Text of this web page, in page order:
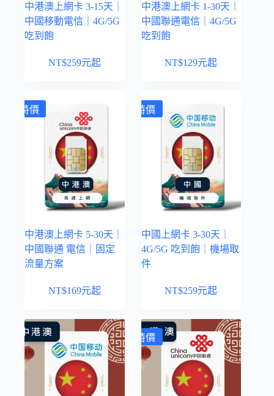
中港澳上網卡 3-15天｜
中國移動電信｜4G/5G
吃到飽
NT$259元起
中港澳上網卡 1-30天｜
中國聯通電信｜4G/5G
吃到飽
NT$129元起
特價
中港澳上網卡 5-30天｜
中國聯通 電信｜固定
流量方案
NT$169元起
特價
中國上網卡 3-30天｜
4G/5G 吃到飽｜機場取
件
NT$259元起
特價